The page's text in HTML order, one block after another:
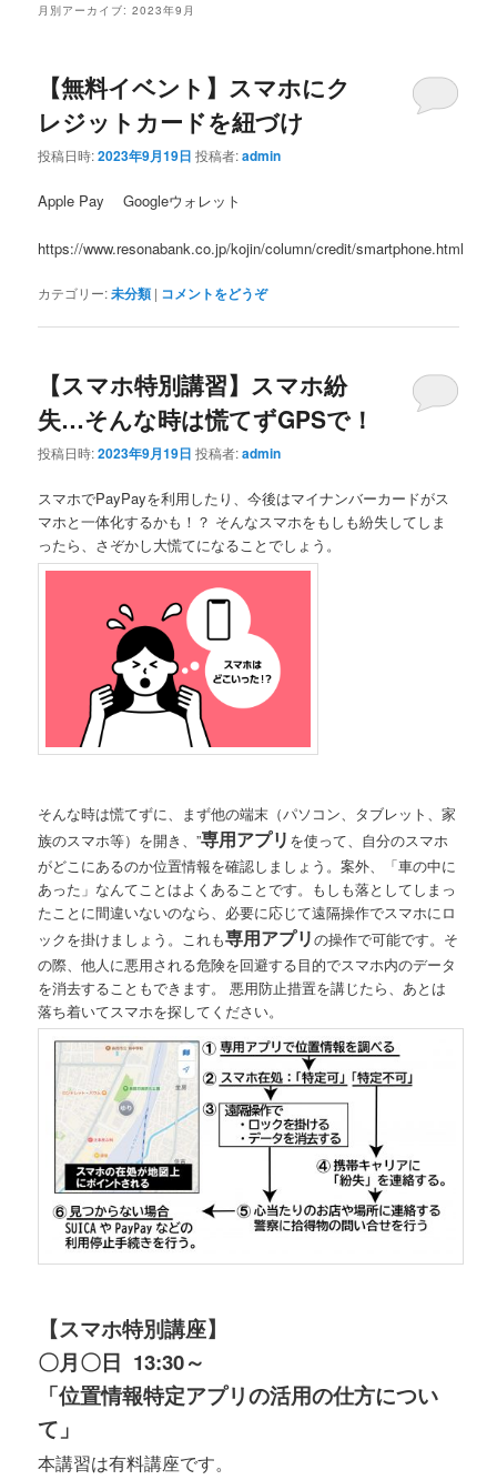
月別アーカイブ:2023年9月
【無料イベント】スマホにク
レジットカードを紐づけ
投稿日時:2023年9月19日 投稿者:admin
Apple Pay Googleウォレット
https://www.resonabank.co.jp/kojin/column/credit/smartphone.html
カテゴリー:未分類 | コメントをどうぞ
【スマホ特別講習】スマホ紛
失…そんな時は慌てずGPSで！
投稿日時:2023年9月19日 投稿者:admin
スマホでPayPayを利用したり、今後はマイナンバーカードがス
マホと一体化するかも！？ そんなスマホをもしも紛失してしま
ったら、さぞかし大慌てになることでしょう。
そんな時は慌てずに、まず他の端末（パソコン、タブレット、家
族のスマホ等）を開き、”専用アプリ を使って、自分のスマホ
がどこにあるのか位置情報を確認しましょう。案外、「車の中に
あった」なんてことはよくあることです。もしも落としてしまっ
たことに間違いないのなら、必要に応じて遠隔操作でスマホにロ
ックを掛けましょう。これも専用アプリの操作で可能です。そ
の際、他人に悪用される危険を回避する目的でスマホ内のデータ
を消去することもできます。 悪用防止措置を講じたら、あとは
落ち着いてスマホを探してください。
【スマホ特別講座】
〇月〇日 13:30～
「位置情報特定アプリの活用の仕方につい
て」
本講習は有料講座です。